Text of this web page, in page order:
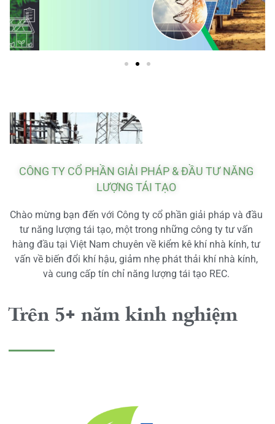
CÔNG TY CỔ PHẦN GIẢI PHÁP & ĐẦU TƯ NĂNG
LƯỢNG TÁI TẠO
Chào mừng bạn đến với Công ty cổ phần giải pháp và đầu
tư năng lượng tái tạo, một trong những công ty tư vấn
hàng đầu tại Việt Nam chuyên về kiểm kê khí nhà kính, tư
vấn về biến đổi khí hậu, giảm nhẹ phát thải khí nhà kính,
và cung cấp tín chỉ năng lượng tái tạo REC.
Trên 5+ năm kinh nghiệm